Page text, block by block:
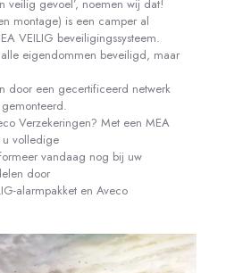
veilig gevoel’, noemen wij dat!
montage) is een camper al
VEILIG beveiligingssysteem.
eigendommen beveiligd, maar
door een gecertificeerd netwerk
Verzekeringen? Met een MEA
volledige
vandaag nog bij uw
door
alarmpakket en Aveco